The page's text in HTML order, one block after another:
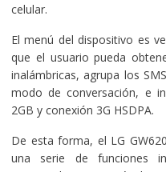
celular.
El menú del dispositivo es
que el usuario pueda
inalámbricas, agrupa los
modo de conversación, e
2GB y conexión 3G HSDPA.
De esta forma, el LG
una serie de funciones